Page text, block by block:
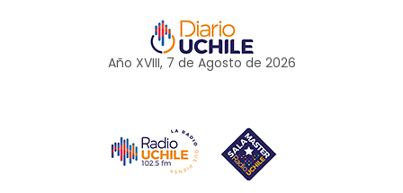
Año XVIII, 7 de Agosto de 2026